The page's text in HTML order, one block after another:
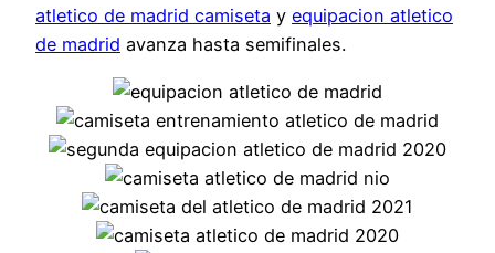
atletico de madrid camiseta y equipacion atletico
de madrid avanza hasta semifinales.